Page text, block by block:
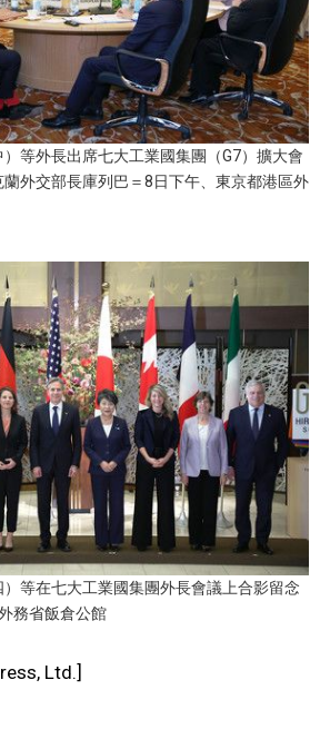
等外長出席七大工業國集團（G7）擴大會
外交部長庫列巴＝8日下午、東京都港區外
等在七大工業國集團外長會議上合影留念
務省飯倉公館
Ltd.]